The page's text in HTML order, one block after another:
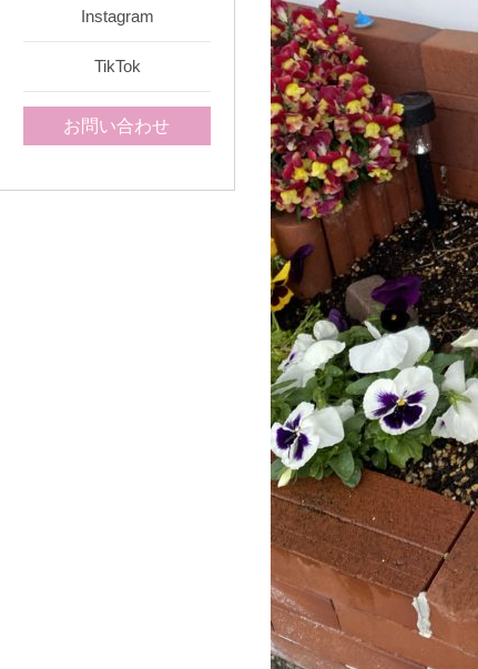
Instagram
TikTok
お問い合わせ